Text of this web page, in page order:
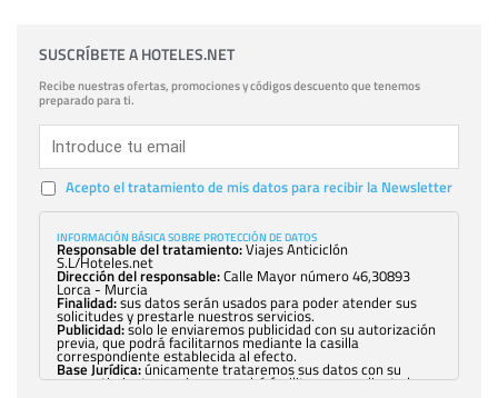
SUSCRÍBETE A HOTELES.NET
Recibe nuestras ofertas, promociones y códigos descuento que tenemos
preparado para ti.
Acepto el tratamiento de mis datos para recibir la Newsletter
INFORMACIÓN BÁSICA SOBRE PROTECCIÓN DE DATOS
Responsable del tratamiento:Viajes Anticiclón
S.L/Hoteles.net
Dirección del responsable:Calle Mayor número 46,30893
Lorca - Murcia
Finalidad:sus datos serán usados para poder atender sus
solicitudes y prestarle nuestros servicios.
Publicidad:solo le enviaremos publicidad con su autorización
previa, que podrá facilitarnos mediante la casilla
correspondiente establecida al efecto.
Base Jurídica:únicamente trataremos sus datos con su
consentimiento previo, que podrá facilitarnos mediante la